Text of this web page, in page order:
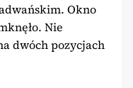
Okno
Nie
dwóch pozycjach